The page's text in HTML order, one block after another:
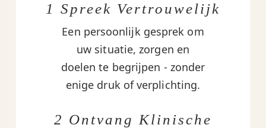
1 Spreek Vertrouwelijk
Een persoonlijk gesprek om
uw situatie, zorgen en
doelen te begrijpen - zonder
enige druk of verplichting.
2 Ontvang Klinische